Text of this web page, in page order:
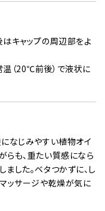
はキャップの周辺部をよ
温（20℃前後）で液状に
になじみやすい植物オイ
らも、重たい質感になら
した。ベタつかずに、し
マッサージや乾燥が気に